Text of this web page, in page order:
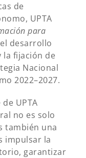
de
UPTA
para
desarrollo
fijación de
Nacional
2022–2027.
UPTA
no es solo
también una
impulsar la
garantizar